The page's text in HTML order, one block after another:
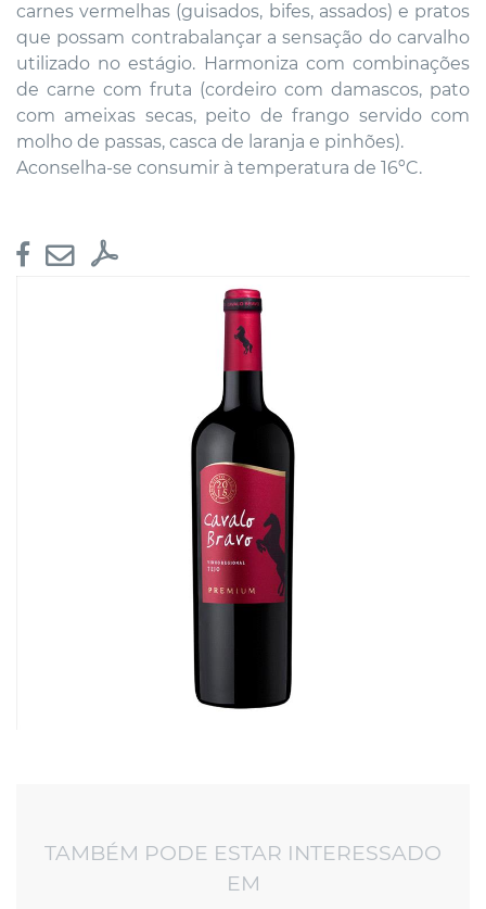
carnes vermelhas (guisados, bifes, assados) e pratos
que possam contrabalançar a sensação do carvalho
utilizado no estágio. Harmoniza com combinações
de carne com fruta (cordeiro com damascos, pato
com ameixas secas, peito de frango servido com
molho de passas, casca de laranja e pinhões).
Aconselha-se consumir à temperatura de 16ºC.
TAMBÉM PODE ESTAR INTERESSADO
EM